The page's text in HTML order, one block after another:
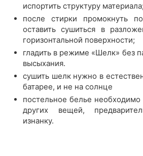
испортить структуру материала;
после стирки промокнуть
оставить сушиться в
горизонтальной поверхности;
гладить в режиме «Шелк» без
высыхания.
сушить шелк нужно в
батарее, и не на солнце
постельное белье необходимо
других вещей,
изнанку.